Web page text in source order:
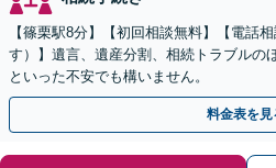
【篠栗駅8分】【初回相談無料】【電話
す）】遺言、遺産分割、相続トラブルの
といった不安でも構いません。
料金表を見